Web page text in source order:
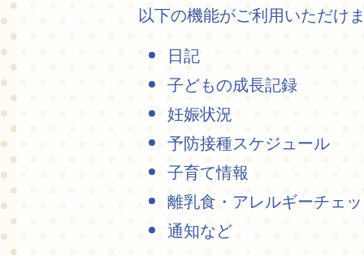
以下の機能がご利用いただけ
日記
子どもの成長記録
妊娠状況
予防接種スケジュール
子育て情報
離乳食・アレルギーチェ
通知など